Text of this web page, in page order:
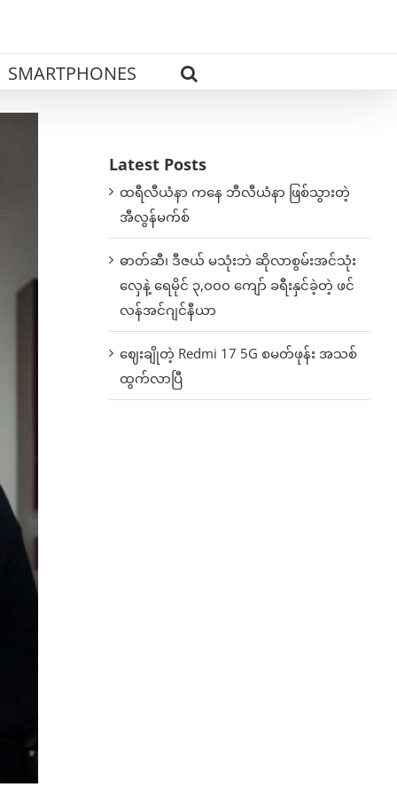
SMARTPHONES
Latest Posts
ထရီလီယံနာ ကနေ ဘီလီယံနာ ဖြစ်သွားတဲ့
အီလွန်မက်စ်
ဓာတ်ဆီ၊ ဒီဇယ် မသုံးဘဲ ဆိုလာစွမ်းအင်သုံး
လှေနဲ့ ရေမိုင် ၃,၀၀၀ ကျော် ခရီးနှင်ခဲ့တဲ့ ဖင်
လန်အင်ဂျင်နီယာ
ဈေးချိုတဲ့ Redmi 17 5G စမတ်ဖုန်း အသစ်
ထွက်လာပြီ